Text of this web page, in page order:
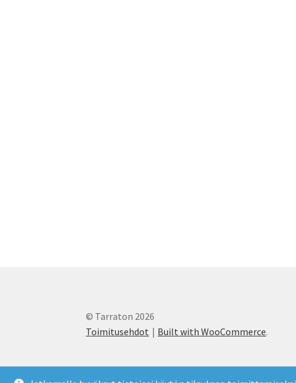
© Tarraton 2026
Toimitusehdot
Built with WooCommerce.